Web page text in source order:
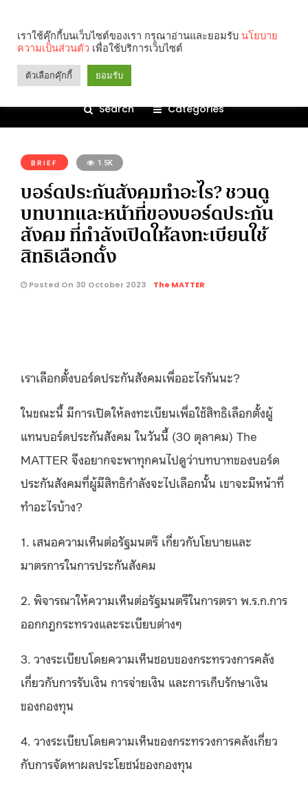
Search Categories
BRIEF 1.5K
บอร์ดประกันสังคมทำอะไร? ชวนดู
บทบาทและหน้าที่ของบอร์ดประกัน
สังคม ที่กำลังเปิดให้ลงทะเบียนใช้
สิทธิเลือกตั้ง
Posted On 30 October 2023 The MATTER
เราเลือกตั้งบอร์ดประกันสังคมเพื่ออะไรกันนะ?
ในขณะนี้ มีการเปิดให้ลงทะเบียนเพื่อใช้สิทธิเลือกตั้งผู้
แทนบอร์ดประกันสังคม ในวันนี้ (30 ตุลาคม) The
MATTER จึงอยากจะพาทุกคนไปดูว่าบทบาทของบอร์ด
ประกันสังคมที่ผู้มีสิทธิกำลังจะไปเลือกนั้น เขาจะมีหน้าที่
ทำอะไรบ้าง?
1. เสนอความเห็นต่อรัฐมนตรี เกี่ยวกับโยบายและ
มาตรการในการประกันสังคม
2. พิจารณาให้ความเห็นต่อรัฐมนตรีในการตรา พ.ร.ก.การ
ออกกฎกระทรวงและระเบียบต่างๆ
3. วางระเบียบโดยความเห็นชอบของกระทรวงการคลัง
เกี่ยวกับการรับเงิน การจ่ายเงิน และการเก็บรักษาเงิน
ของกองทุน
4. วางระเบียบโดยความเห็นของกระทรวงการคลังเกี่ยว
กับการจัดหาผลประโยชน์ของกองทุน
เราใช้คุ๊กกี้บนเว็บไซต์ของเรา กรุณาอ่านและยอมรับ นโยบาย
ความเป็นส่วนตัว เพื่อใช้บริการเว็บไซต์
ตัวเลือกคุ๊กกี้ ยอมรับ